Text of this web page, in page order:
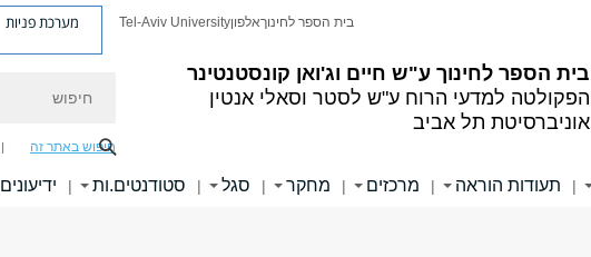
בית הספר לחינוך ע"ש חיים וג'ואן קונסטנטינר
הפקולטה למדעי הרוח ע"ש לסטר וסאלי אנטין
אוניברסיטת תל אביב
בית הספר לחינוךאלפוןTel-Aviv University מערכת פניות
חיפוש באתר זה
| תעודות הוראה | מרכזים | מחקר | סגל | סטודנטים.ות | ידיעונים